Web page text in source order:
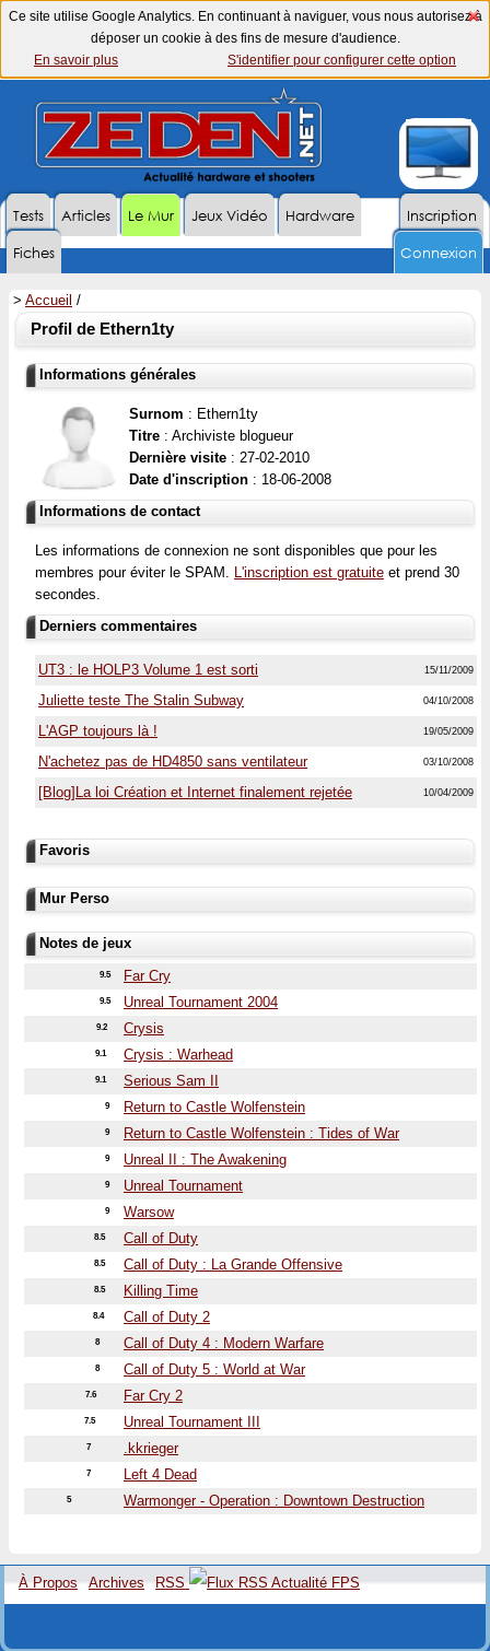
Ce site utilise Google Analytics. En continuant à naviguer, vous nous autorisez à
déposer un cookie à des fins de mesure d'audience.
En savoir plus
S'identifier pour configurer cette option
Inscription
Tests Articles Le Mur Jeux Vidéo
Hardware
Fiches
Connexion
> Accueil /
Profil de Ethern1ty
Informations générales
Surnom : Ethern1ty
Titre : Archiviste blogueur
Dernière visite : 27-02-2010
Date d'inscription : 18-06-2008
Informations de contact
Les informations de connexion ne sont disponibles que pour les
membres pour éviter le SPAM. L'inscription est gratuite et prend 30
secondes.
Derniers commentaires
15/11/2009
UT3 : le HOLP3 Volume 1 est sorti
04/10/2008
Juliette teste The Stalin Subway
19/05/2009
L'AGP toujours là !
03/10/2008
N'achetez pas de HD4850 sans ventilateur
10/04/2009
[Blog]La loi Création et Internet finalement rejetée
Favoris
Mur Perso
Notes de jeux
9.5 Far Cry
9.5 Unreal Tournament 2004
9.2 Crysis
9.1 Crysis : Warhead
9.1 Serious Sam II
9 Return to Castle Wolfenstein
9 Return to Castle Wolfenstein : Tides of War
9 Unreal II : The Awakening
9 Unreal Tournament
9 Warsow
8.5 Call of Duty
8.5 Call of Duty : La Grande Offensive
8.5 Killing Time
8.4 Call of Duty 2
8 Call of Duty 4 : Modern Warfare
8 Call of Duty 5 : World at War
7.6 Far Cry 2
7.5 Unreal Tournament III
7 .kkrieger
7 Left 4 Dead
5 Warmonger - Operation : Downtown Destruction
À Propos Archives RSS